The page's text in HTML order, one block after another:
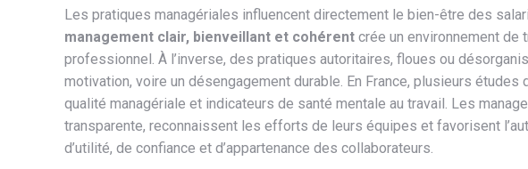
Les pratiques managériales influencent directement le bien-être des
management clair, bienveillant et cohérent crée un environnement de
professionnel. À l’inverse, des pratiques autoritaires, floues ou
motivation, voire un désengagement durable. En France, plusieurs
qualité managériale et indicateurs de santé mentale au travail. Les
transparente, reconnaissent les efforts de leurs équipes et favorisent
d’utilité, de confiance et d’appartenance des collaborateurs.